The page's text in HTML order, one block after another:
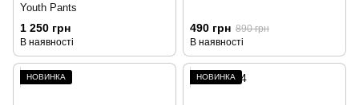
Youth Pants
1 250 грн
В наявності
490 грн 890 грн
В наявності
НОВИНКА НОВИНКА